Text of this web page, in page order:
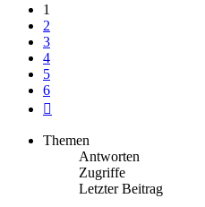
1
2
3
4
5
6
Themen
Antworten
Zugriffe
Letzter Beitrag